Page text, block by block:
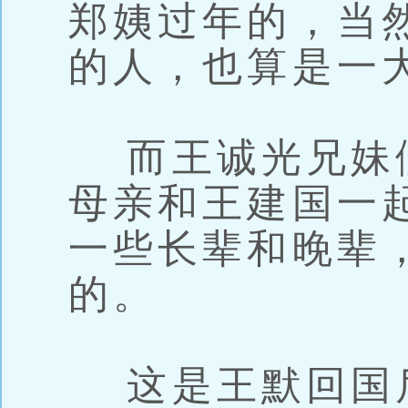
郑姨过年的，当
的人，也算是一
而王诚光兄妹
母亲和王建国一
一些长辈和晚辈
的。
这是王默回国